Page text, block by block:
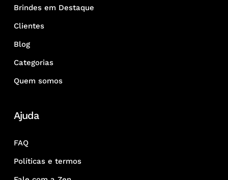
Brindes em Destaque
Clientes
Blog
Categorias
Quem somos
Ajuda
FAQ
Políticas e termos